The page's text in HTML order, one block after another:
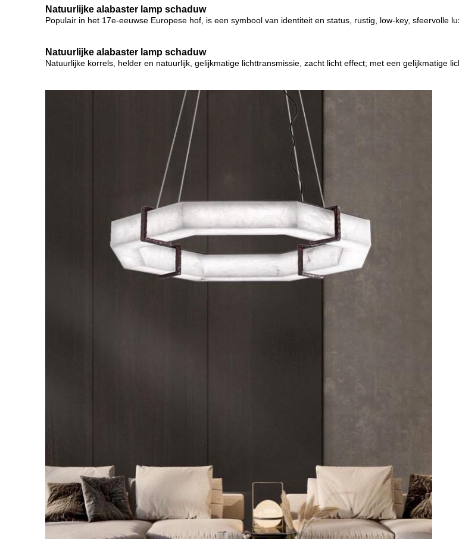
Natuurlijke alabaster lamp schaduw
Populair in het 17e-eeuwse Europese hof, is een symbool van identiteit en status, rustig, low-key, sfeervolle
Natuurlijke alabaster lamp schaduw
Natuurlijke korrels, helder en natuurlijk, gelijkmatige lichttransmissie, zacht licht effect; met een gelijkmatige